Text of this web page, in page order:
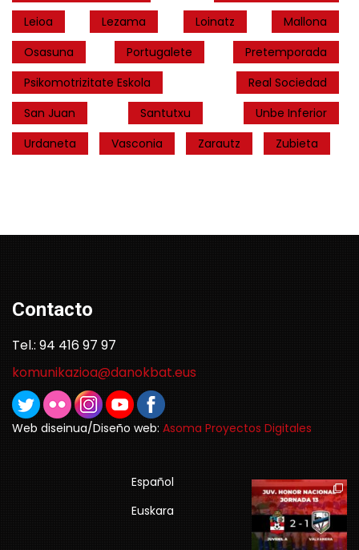
Leioa
Lezama Loinatz
Mallona
Osasuna
Portugalete
Pretemporada
Psikomotrizitate Eskola
Real Sociedad
San Juan
Santutxu
Unbe Inferior
Urdaneta
Vasconia Zarautz Zubieta
Contacto
Tel.: 94 416 97 97
komunikazioa@danokbat.eus
Web diseinua/Diseño web: Asoma Proyectos Digitales
Español
Euskara